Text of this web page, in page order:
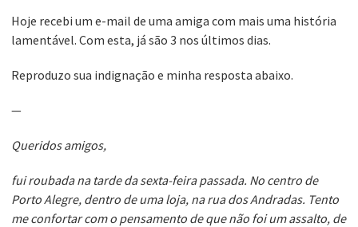
Hoje recebi um e-mail de uma amiga com mais uma história
lamentável. Com esta, já são 3 nos últimos dias.
Reproduzo sua indignação e minha resposta abaixo.
—
Queridos amigos,
fui roubada na tarde da sexta-feira passada. No centro de
Porto Alegre, dentro de uma loja, na rua dos Andradas. Tento
me confortar com o pensamento de que não foi um assalto, de